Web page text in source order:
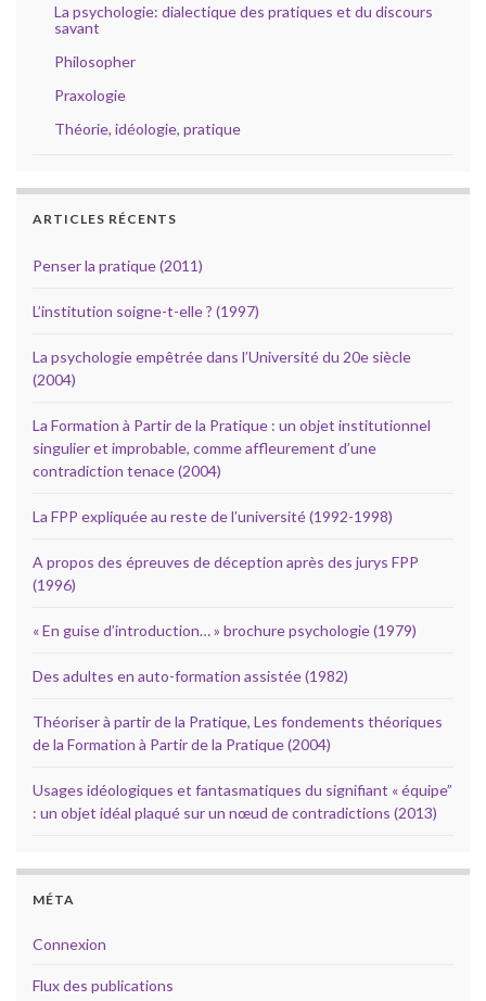
La psychologie: dialectique des pratiques et du discours
savant
Philosopher
Praxologie
Théorie, idéologie, pratique
ARTICLES RÉCENTS
Penser la pratique (2011)
L’institution soigne-t-elle ? (1997)
La psychologie empêtrée dans l’Université du 20e siècle
(2004)
La Formation à Partir de la Pratique : un objet institutionnel
singulier et improbable, comme affleurement d’une
contradiction tenace (2004)
La FPP expliquée au reste de l’université (1992-1998)
A propos des épreuves de déception après des jurys FPP
(1996)
« En guise d’introduction… » brochure psychologie (1979)
Des adultes en auto-formation assistée (1982)
Théoriser à partir de la Pratique, Les fondements théoriques
de la Formation à Partir de la Pratique (2004)
Usages idéologiques et fantasmatiques du signifiant « équipe”
: un objet idéal plaqué sur un nœud de contradictions (2013)
MÉTA
Connexion
Flux des publications